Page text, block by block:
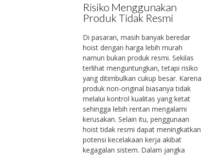
Risiko Menggunakan
Produk Tidak Resmi
Di pasaran, masih banyak beredar
hoist dengan harga lebih murah
namun bukan produk resmi. Sekilas
terlihat menguntungkan, tetapi risiko
yang ditimbulkan cukup besar. Karena
produk non-original biasanya tidak
melalui kontrol kualitas yang ketat
sehingga lebih rentan mengalami
kerusakan. Selain itu, penggunaan
hoist tidak resmi dapat meningkatkan
potensi kecelakaan kerja akibat
kegagalan sistem. Dalam jangka